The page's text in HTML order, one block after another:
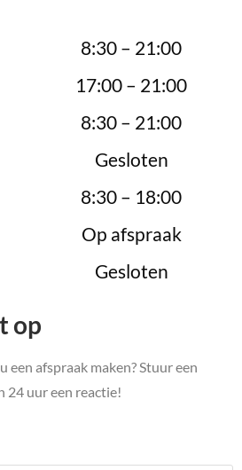
8:30 – 21:00
17:00 – 21:00
8:30 – 21:00
Gesloten
8:30 – 18:00
Op afspraak
Gesloten
op
een afspraak maken? Stuur een
24 uur een reactie!